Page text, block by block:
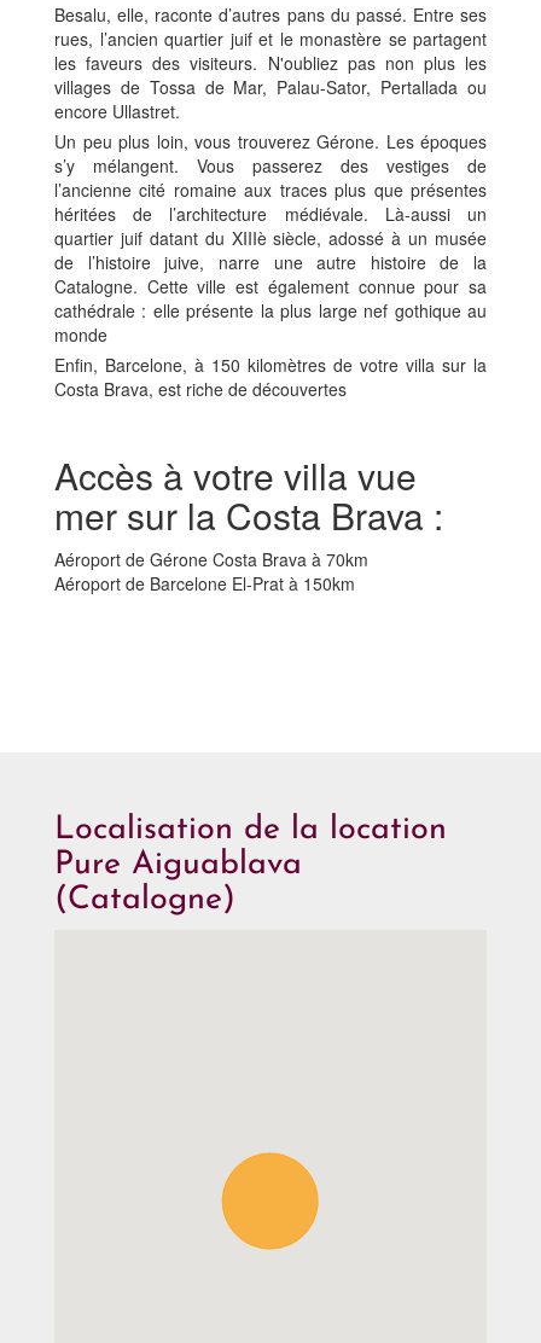
Besalu, elle, raconte d’autres pans du passé. Entre ses
rues, l’ancien quartier juif et le monastère se partagent
les faveurs des visiteurs. N'oubliez pas non plus les
villages de Tossa de Mar, Palau-Sator, Pertallada ou
encore Ullastret.
Un peu plus loin, vous trouverez Gérone. Les époques
s’y mélangent. Vous passerez des vestiges de
l’ancienne cité romaine aux traces plus que présentes
héritées de l’architecture médiévale. Là-aussi un
quartier juif datant du XIIIè siècle, adossé à un musée
de l’histoire juive, narre une autre histoire de la
Catalogne. Cette ville est également connue pour sa
cathédrale : elle présente la plus large nef gothique au
monde
Enfin, Barcelone, à 150 kilomètres de votre villa sur la
Costa Brava, est riche de découvertes
Accès à votre villa vue
mer sur la Costa Brava :
Aéroport de Gérone Costa Brava à 70km
Aéroport de Barcelone El-Prat à 150km
Localisation de la location
Pure Aiguablava
(Catalogne)